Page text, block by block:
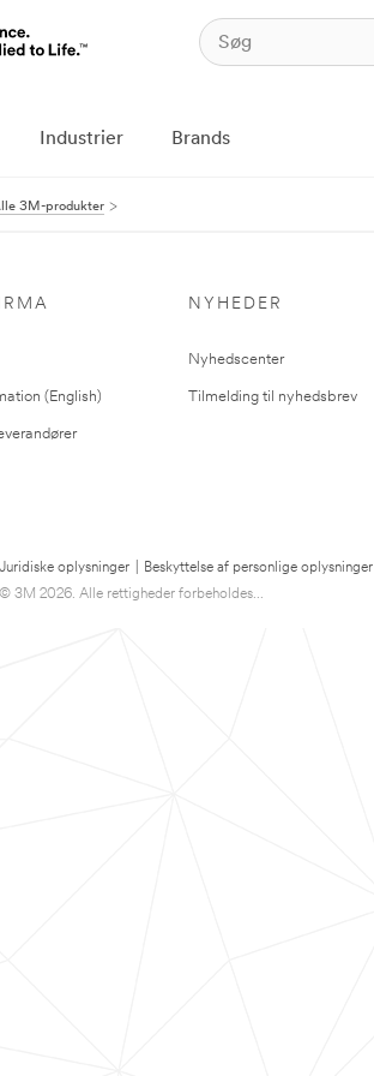
Industrier Brands
3M-produkter
(English)
NYHEDER
Nyhedscenter
Tilmelding til nyhedsbrev
Juridiske oplysninger Beskyttelse af personlige oplysninger
© 3M 2026. Alle rettigheder forbeholdes...